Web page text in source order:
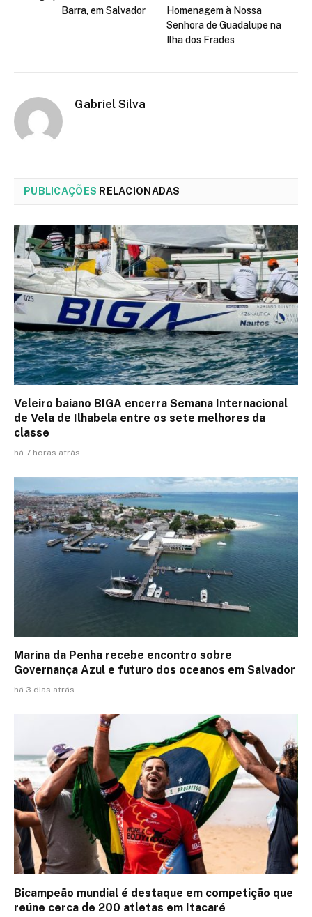
Barra, em Salvador
Homenagem à Nossa
Senhora de Guadalupe na
Ilha dos Frades
Gabriel Silva
PUBLICAÇÕES RELACIONADAS
Veleiro baiano BIGA encerra Semana Internacional
de Vela de Ilhabela entre os sete melhores da
classe
há 7 horas atrás
Marina da Penha recebe encontro sobre
Governança Azul e futuro dos oceanos em Salvador
há 3 dias atrás
Bicampeão mundial é destaque em competição que
reúne cerca de 200 atletas em Itacaré